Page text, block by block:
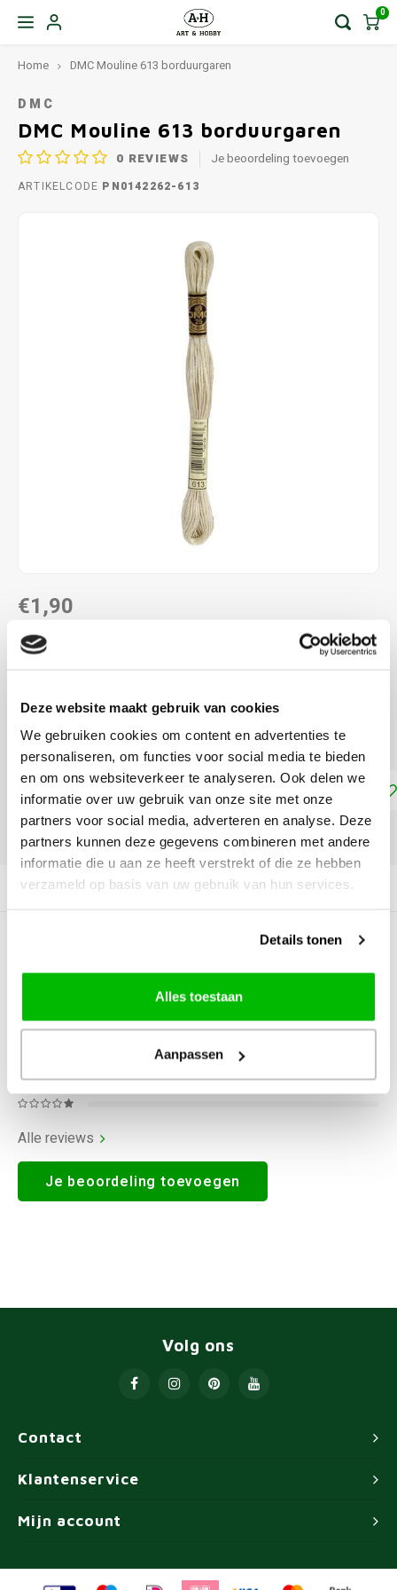
Deze website maakt gebruik van cookies
We gebruiken cookies om content en advertenties te
personaliseren, om functies voor social media te bieden
en om ons websiteverkeer te analyseren. Ook delen we
informatie over uw gebruik van onze site met onze
partners voor social media, adverteren en analyse. Deze
partners kunnen deze gegevens combineren met andere
informatie die u aan ze heeft verstrekt of die ze hebben
verzameld op basis van uw gebruik van hun services.
Details tonen
Alles toestaan
Aanpassen
0
Home DMC Mouline 613 borduurgaren
DMC
DMC Mouline 613 borduurgaren
0 REVIEWS Je beoordeling toevoegen
ARTIKELCODE PN0142262-613
€1,90
DIRECT LEVERBAAR
"DMC COLOUR VARIATIONS" OF "DMC LIGHT
EFFECTS " KOOPT, ONTVANG JE EEN KORTING VAN
100% OP HET LAAGSTGEPRIJSDE PRODUCT.
Toevoegen aan winkelwagen
DELEN:
Productomschrijving
Alle reviews
Je beoordeling toevoegen
Contact
Volg ons
Klantenservice
Mijn account